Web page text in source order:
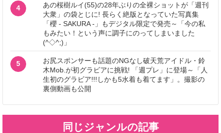
4
あの桜樹ルイ(55)の28年ぶりの全裸ショットが「週刊
大衆」の袋とじに! 長らく絶版となっていた写真集
「櫻 - SAKURA -」もデジタル限定で発売～「今の私
もみたい！という声に調子にのってしまいました
(^◇^;)」
5
お尻スポンサーも話題のNGなし破天荒アイドル・鈴
木Mob.が初グラビアに挑戦! 「週プレ」に登場～「人
生初のグラビア!!!しかも5水着も着てます」。撮影の
裏側動画も公開
同じジャンルの記事